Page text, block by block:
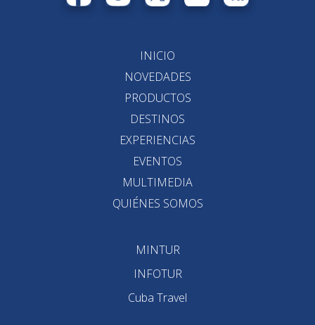
INICIO
NOVEDADES
PRODUCTOS
DESTINOS
EXPERIENCIAS
EVENTOS
MULTIMEDIA
QUIÉNES SOMOS
MINTUR
INFOTUR
Cuba Travel